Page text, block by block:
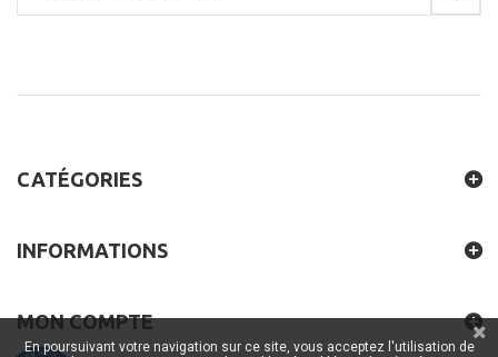
CATÉGORIES
INFORMATIONS
MON COMPTE
En poursuivant votre navigation sur ce site, vous acceptez l'utilisation de